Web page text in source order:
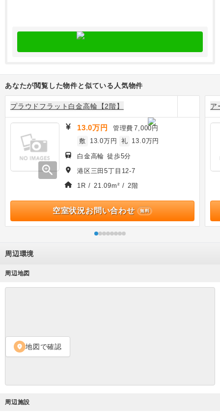
あなたが閲覧した物件と似ている人気物件
プラウドフラット白金高輪【2階】
zoom_in
13.0万円 管理費 7,000円
敷
13.0万円 礼 13.0万円
白金高輪 徒歩5分
港区三田5丁目12-7
1R / 21.09m² / 2階
空室状況お問い合わせ 無料
ア
周辺環境
周辺地図
location_on 地図で確認
周辺施設